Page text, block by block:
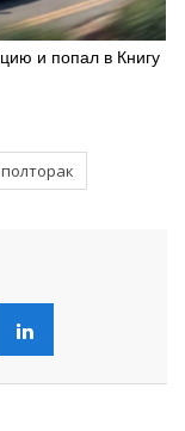
и попал в Книгу